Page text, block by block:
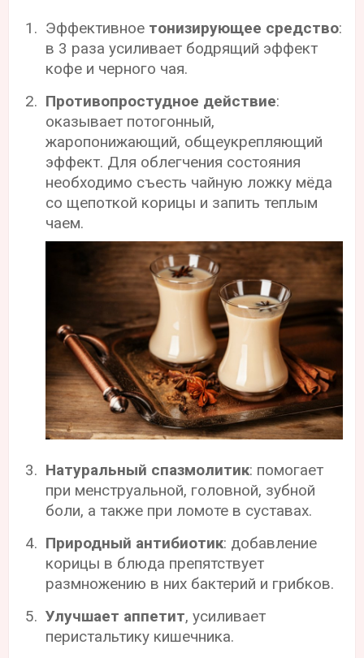
Эффективное тонизирующее средство:
в 3 раза усиливает бодрящий эффект
кофе и черного чая.
Противопростудное действие:
оказывает потогонный,
жаропонижающий, общеукрепляющий
эффект. Для облегчения состояния
необходимо съесть чайную ложку мёда
со щепоткой корицы и запить теплым
чаем.
Натуральный спазмолитик: помогает
при менструальной, головной, зубной
боли, а также при ломоте в суставах.
Природный антибиотик: добавление
корицы в блюда препятствует
размножению в них бактерий и грибков.
Улучшает аппетит, усиливает
перистальтику кишечника.